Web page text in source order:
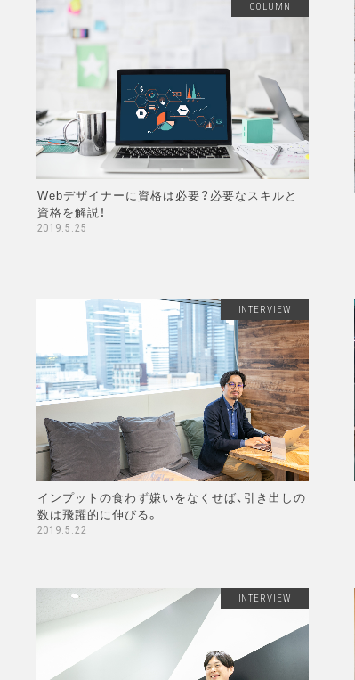
COLUMN
Webデザイナーに資格は必要？必要なスキルと
資格を解説！
2019.5.25
INTERVIEW
インプットの食わず嫌いをなくせば、引き出しの
数は飛躍的に伸びる。
2019.5.22
INTERVIEW